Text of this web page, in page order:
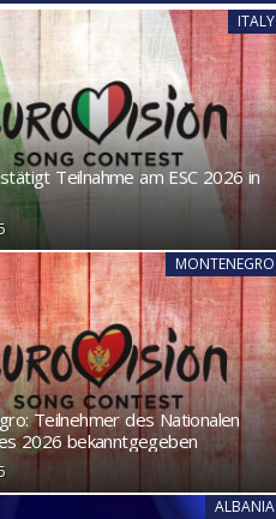
ITALY
Teilnahme am ESC 2026 in
MONTENEGRO
Teilnehmer des Nationalen
2026 bekanntgegeben
ALBANIA